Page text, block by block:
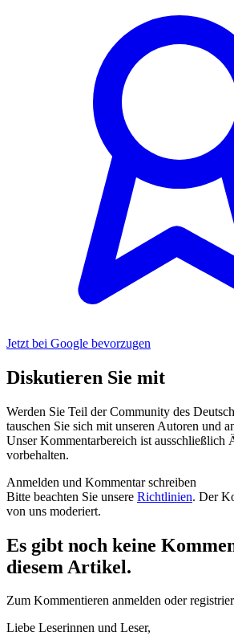
Jetzt bei Google bevorzugen
Diskutieren Sie mit
Werden Sie Teil der Community des
tauschen Sie sich mit unseren Autoren und
Unser Kommentarbereich ist ausschließlich
vorbehalten.
Anmelden und Kommentar schreiben
Bitte beachten Sie unsere Richtlinien. Der
von uns moderiert.
Es gibt noch keine
diesem Artikel.
Zum Kommentieren anmelden oder
Liebe Leserinnen und Leser,